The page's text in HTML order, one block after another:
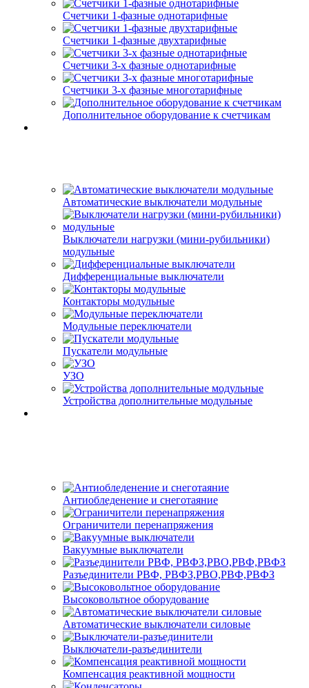
Счетчики 1-фазные однотарифные
Счетчики 1-фазные двухтарифные
Счетчики 3-х фазные однотарифные
Счетчики 3-х фазные многотарифные
Дополнительное оборудование к счетчикам
Автоматические выключатели модульные
Выключатели нагрузки (мини-рубильники)
модульные
Дифференциальные выключатели
Контакторы модульные
Модульные переключатели
Пускатели модульные
УЗО
Устройства дополнительные модульные
Антиобледенение и снеготаяние
Ограничители перенапряжения
Вакуумные выключатели
Разъединители РВФ, РВФЗ,РВО,РВФ,РВФЗ
Высоковольтное оборудование
Автоматические выключатели cиловые
Выключатели-разъединители
Компенсация реактивной мощности